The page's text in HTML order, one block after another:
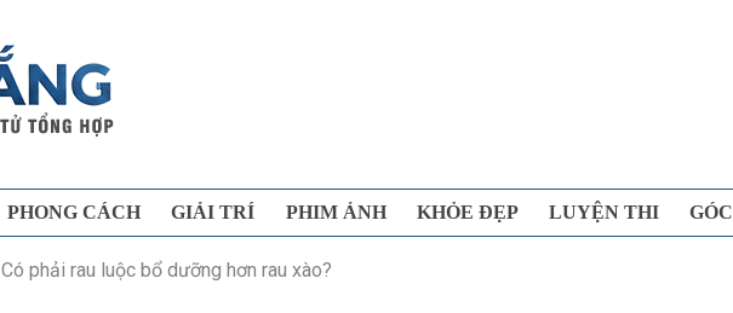
PHONG CÁCH GIẢI TRÍ PHIM ẢNH KHỎE ĐẸP LUYỆN THI
Có phải rau luộc bổ dưỡng hơn rau xào?